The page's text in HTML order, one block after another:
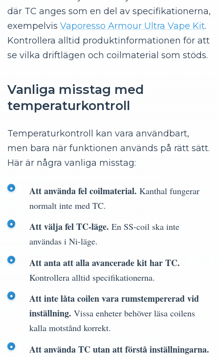
där TC anges som en del av specifikationerna,
exempelvis Vaporesso Armour Ultra Vape Kit.
Kontrollera alltid produktinformationen för att
se vilka driftlägen och coilmaterial som stöds.
Vanliga misstag med
temperaturkontroll
Temperaturkontroll kan vara användbart,
men bara när funktionen används på rätt sätt.
Här är några vanliga misstag:
Att använda fel coilmaterial. Kanthal fungerar
normalt inte med TC.
Att välja fel TC-läge. En SS-coil ska inte
användas i Ni-läge.
Att anta att alla avancerade kit har TC.
Kontrollera alltid specifikationerna.
Att inte låta coilen vara rumstempererad vid
inställning. Vissa enheter behöver läsa coilens
kalla motstånd korrekt.
Att använda TC utan att förstå inställningarna.